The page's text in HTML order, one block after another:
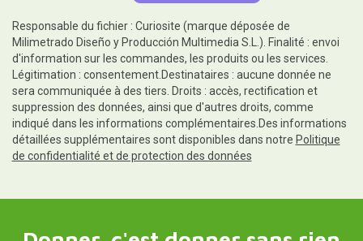
Responsable du fichier : Curiosite (marque déposée de
Milimetrado Diseño y Producción Multimedia S.L.). Finalité : envoi
d'information sur les commandes, les produits ou les services.
Légitimation : consentement.Destinataires : aucune donnée ne
sera communiquée à des tiers. Droits : accès, rectification et
suppression des données, ainsi que d'autres droits, comme
indiqué dans les informations complémentaires.Des informations
détaillées supplémentaires sont disponibles dans notre Politique
de confidentialité et de protection des données